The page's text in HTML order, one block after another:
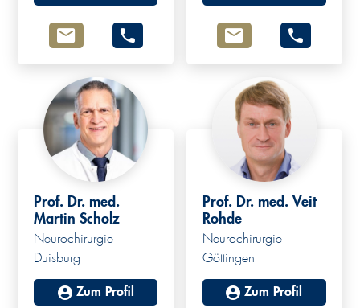
Prof. Dr. med.
Martin Scholz
Neurochirurgie
Duisburg
Zum Profil
Prof. Dr. med. Veit
Rohde
Neurochirurgie
Göttingen
Zum Profil